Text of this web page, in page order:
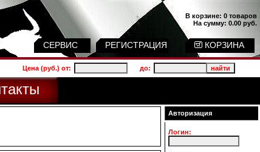
В корзине: 0 товаров
На сумму: 0.00 руб.
СЕРВИС РЕГИСТРАЦИЯ КОРЗИНА
Цена (руб.) от: до:
Авторизация
Логин: